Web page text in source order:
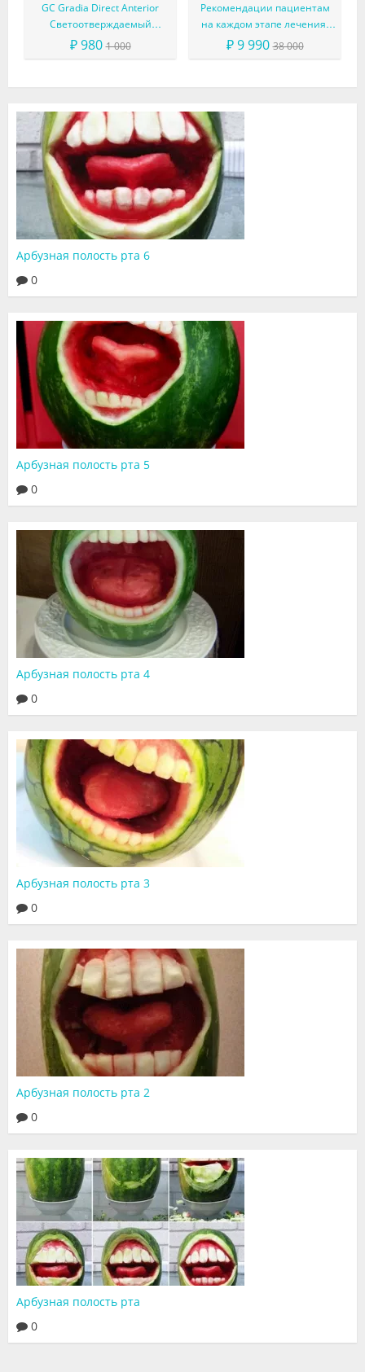
GC Gradia Direct Anterior
Светоотверждаемый
микрофильный гибридный
₽ 9801 000
Рекомендации пациентам
на каждом этапе лечения:
больше, чем просто советы
₽ 9 99038 000
Арбузная полость рта 6
0
Арбузная полость рта 5
0
Арбузная полость рта 4
0
Арбузная полость рта 3
0
Арбузная полость рта 2
0
Арбузная полость рта
0